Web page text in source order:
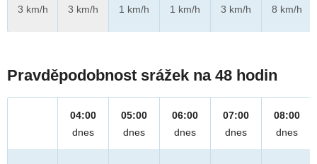
3 km/h
3 km/h
1 km/h
1 km/h
3 km/h
8 km/h
Pravděpodobnost srážek na 48 hodin
04:00
dnes
05:00
dnes
06:00
dnes
07:00
dnes
08:00
dnes